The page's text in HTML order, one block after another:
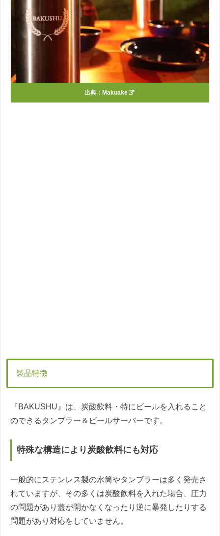
出典： Makuake
製品特徴
『BAKUSHU』は、炭酸飲料・特にビールを入れること
のできるタンブラー＆ビールサーバーです。
特殊な構造により炭酸飲料にも対応
一般的にステンレス製の水筒やタンブラーは多く発売さ
れていますが、その多くは炭酸飲料を入れた場合、圧力
の問題があり蓋が開かなくなったり逆に暴発したりする
問題があり対応をしていません。